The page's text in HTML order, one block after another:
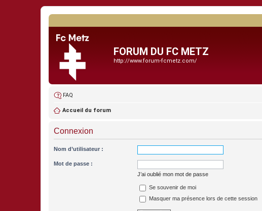
FORUM DU FC METZ
http://www.forum-fcmetz.com/
FAQ
Accueil du forum
Connexion
Nom d’utilisateur :
Mot de passe :
J’ai oublié mon mot de passe
Se souvenir de moi
Masquer ma présence lors de cette session